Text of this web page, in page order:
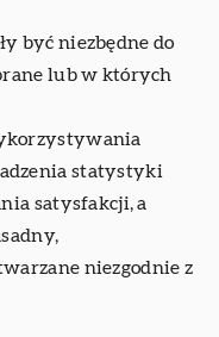
być niezbędne do
lub w których
statystyki
satysfakcji, a
niezgodnie z